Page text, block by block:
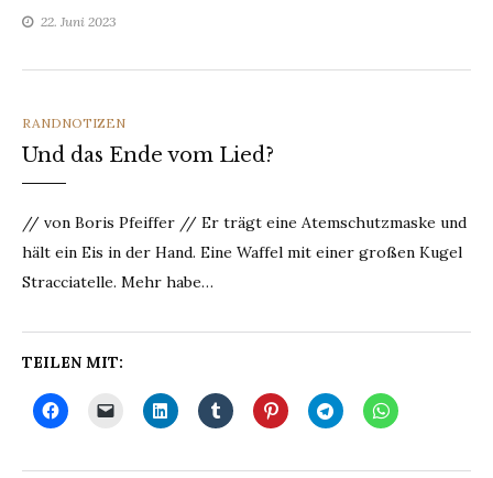
22. Juni 2023
CATEGORIES
RANDNOTIZEN
Und das Ende vom Lied?
// von Boris Pfeiffer // Er trägt eine Atemschutzmaske und
hält ein Eis in der Hand. Eine Waffel mit einer großen Kugel
Stracciatelle. Mehr habe…
TEILEN MIT: